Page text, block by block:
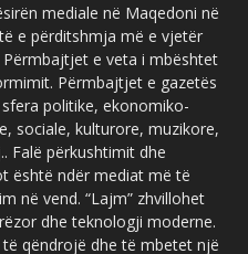
mediale në Maqedoni në
e përditshmja më e vjetër
e veta i mbështet
Përmbajtjet e gazetës
politike, ekonomiko-
sociale, kulturore, muzikore,
Falë përkushtimit dhe
është ndër mediat më të
në vend. “Lajm” zhvillohet
dhe teknologji moderne.
të qëndrojë dhe të mbetet një